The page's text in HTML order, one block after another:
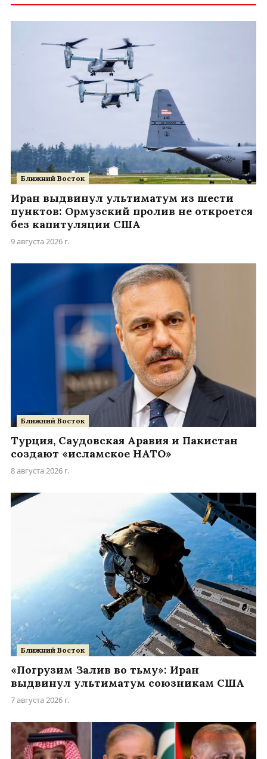
Ближний Восток
Иран выдвинул ультиматум из шести
пунктов: Ормузский пролив не откроется
без капитуляции США
9 августа 2026 г.
Ближний Восток
Турция, Саудовская Аравия и Пакистан
создают «исламское НАТО»
8 августа 2026 г.
Ближний Восток
«Погрузим Залив во тьму»: Иран
выдвинул ультиматум союзникам США
7 августа 2026 г.